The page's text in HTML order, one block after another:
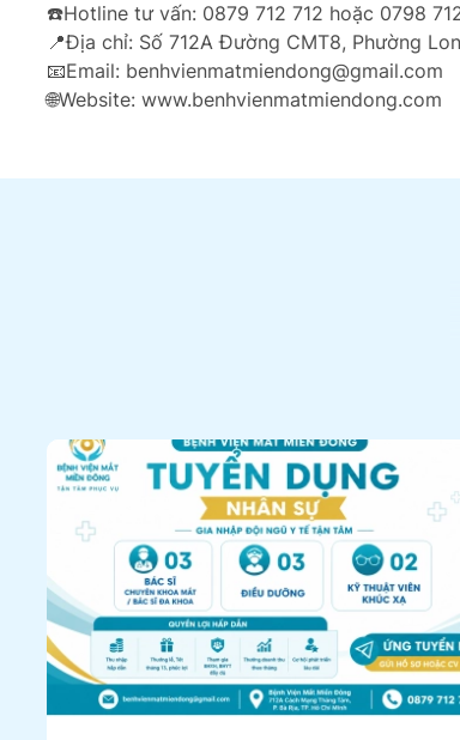
☎️Hotline tư vấn: 0879 712 712 hoặc 0798
📍Địa chỉ: Số 712A Đường CMT8, Phường
📧Email: benhvienmatmiendong@gmail.com
🌐Website: www.benhvienmatmiendong.com